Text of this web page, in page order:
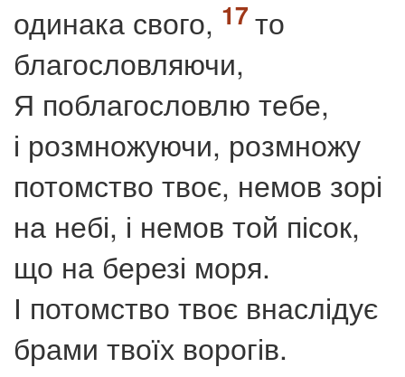
одинака свого,
то
благословляючи,
Я поблагословлю тебе,
і розмножуючи, розмножу
потомство твоє, немов зорі
на небі, і немов той пісок,
що на березі моря.
І потомство твоє внаслідує
брами твоїх ворогів.